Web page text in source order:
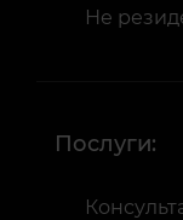
Не
Послуги: